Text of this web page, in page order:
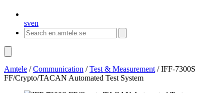
sven
Amtele /Communication /Test & Measurement /IFF-7300S
FF/Crypto/TACAN Automated Test System